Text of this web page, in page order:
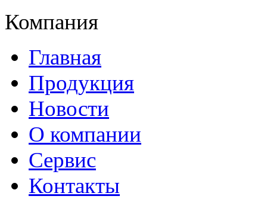
Компания
Главная
Продукция
Новости
О компании
Сервис
Контакты